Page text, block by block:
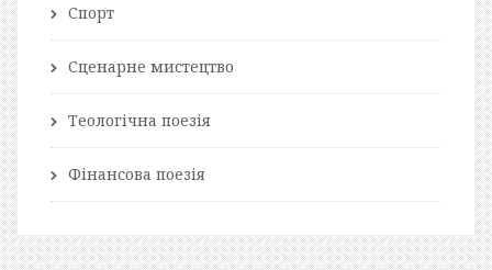
Спорт
Сценарне мистецтво
Теологічна поезія
Фінансова поезія